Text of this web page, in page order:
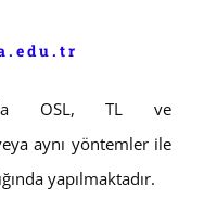
OSL, TL ve
aynı yöntemler ile
yapılmaktadır.